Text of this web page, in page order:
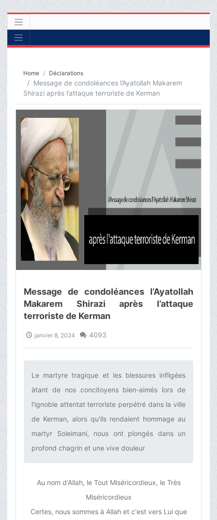
Home Déclarations
Message de condoléances l’Ayatollah Makarem
Shirazi après l’attaque terroriste de Kerman
Message de condoléances l’Ayatollah
Makarem Shirazi après l’attaque
terroriste de Kerman
janvier 8, 2024 4093
Le martyre tragique et les blessures infligées
àtant de nos concitoyens bien-aimés lors de
l'ignoble attentat terroriste perpétré dans la ville
de Kerman, alors qu'ils rendaient hommage au
martyr Soleimani, nous ont plongés dans un
profond chagrin et une vive douleur‌
Au nom d'Allah, le Tout Miséricordieux, le Très
Miséricordieux
Certes, nous sommes à Allah et c'est vers Lui que